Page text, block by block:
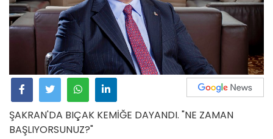
ŞAKRAN'DA BIÇAK KEMİĞE DAYANDI. "NE ZAMAN
BAŞLIYORSUNUZ?"